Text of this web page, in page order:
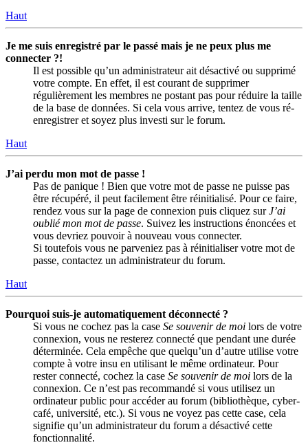
Haut
Je me suis enregistré par le passé mais je ne peux plus me
connecter ?!
Il est possible qu’un administrateur ait désactivé ou supprimé
votre compte. En effet, il est courant de supprimer
régulièrement les membres ne postant pas pour réduire la taille
de la base de données. Si cela vous arrive, tentez de vous ré-
enregistrer et soyez plus investi sur le forum.
Haut
J’ai perdu mon mot de passe !
Pas de panique ! Bien que votre mot de passe ne puisse pas
être récupéré, il peut facilement être réinitialisé. Pour ce faire,
rendez vous sur la page de connexion puis cliquez surJ’ai
oublié mon mot de passe. Suivez les instructions énoncées et
vous devriez pouvoir à nouveau vous connecter.
Si toutefois vous ne parveniez pas à réinitialiser votre mot de
passe, contactez un administrateur du forum.
Haut
Pourquoi suis-je automatiquement déconnecté ?
Si vous ne cochez pas la case Se souvenir de moi lors de votre
connexion, vous ne resterez connecté que pendant une durée
déterminée. Cela empêche que quelqu’un d’autre utilise votre
compte à votre insu en utilisant le même ordinateur. Pour
rester connecté, cochez la case Se souvenir de moi lors de la
connexion. Ce n’est pas recommandé si vous utilisez un
ordinateur public pour accéder au forum (bibliothèque, cyber-
café, université, etc.). Si vous ne voyez pas cette case, cela
signifie qu’un administrateur du forum a désactivé cette
fonctionnalité.